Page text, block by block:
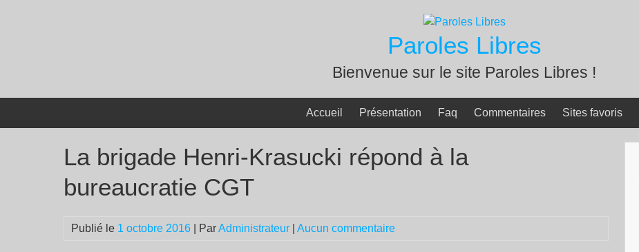
Paroles Libres
Bienvenue sur le site Paroles Libres !
Accueil Présentation Faq Commentaires Sites favoris
La brigade Henri-Krasucki répond à la
bureaucratie CGT
Publié le 1 octobre 2016 | ParAdministrateur Aucun commentaire